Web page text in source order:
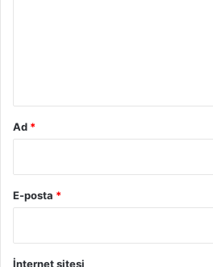
Ad *
E-posta *
İnternet sitesi